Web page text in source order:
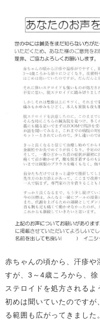
赤ちゃんの頃から、汗疹
すが、3～4歳ころから、
ステロイドを処方されるよ
初めは聞いていたのですが
る範囲も広がってきました。